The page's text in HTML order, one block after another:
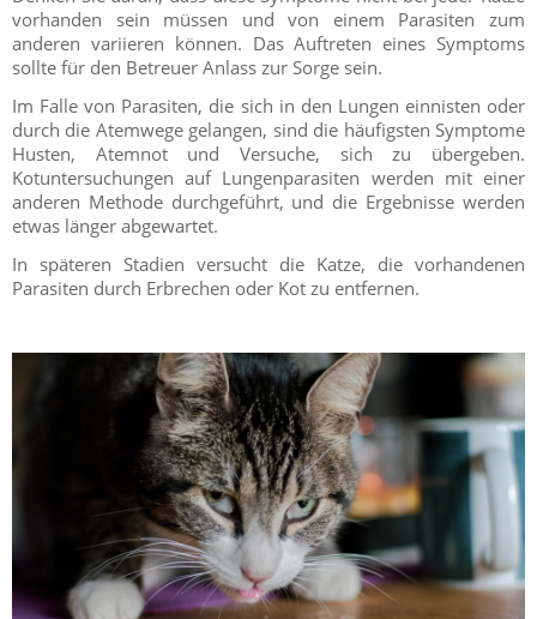
vorhanden sein müssen und von einem Parasiten zum
anderen variieren können. Das Auftreten eines Symptoms
sollte für den Betreuer Anlass zur Sorge sein.
Im Falle von Parasiten, die sich in den Lungen einnisten oder
durch die Atemwege gelangen, sind die häufigsten Symptome
Husten, Atemnot und Versuche, sich zu übergeben.
Kotuntersuchungen auf Lungenparasiten werden mit einer
anderen Methode durchgeführt, und die Ergebnisse werden
etwas länger abgewartet.
In späteren Stadien versucht die Katze, die vorhandenen
Parasiten durch Erbrechen oder Kot zu entfernen.